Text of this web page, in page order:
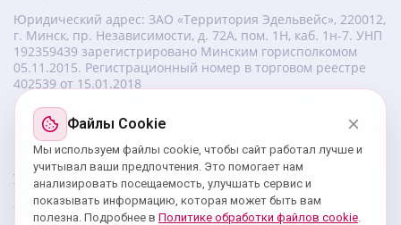
Юридический адрес: ЗАО «Территория Эдельвейс», 220012,
г. Минск, пр. Независимости, д. 72А, пом. 1Н, каб. 1н-7. УНП
‎192359439 зарегистрировано Минским горисполкомом
05.11.2015. Регистрационный номер в торговом реестре
402539 от 15.01.2018
Изготовитель beurer: Бойрер Гмбх, Софлингер штрассе 218,
89077-УЛМ, Германия.
Импортер: ЗАО «Территория Эдельвейс», 220056, г. Минск,
ул. 50 лет Победы, д. 8, пом. 56.
Сервисный центр: г. Минск, ул. Сурганова, 57Б, офис 162,
тел.: +375 29 180 89 39;service@beurer-belarus.by
Файлы Cookie
Мы используем файлы cookie, чтобы сайт работал лучше и
учитывал ваши предпочтения. Это помогает нам
анализировать посещаемость, улучшать сервис и
показывать информацию, которая может быть вам
полезна. Подробнее в Политике обработки файлов cookie.